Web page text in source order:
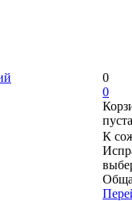
0
0
пуста
К